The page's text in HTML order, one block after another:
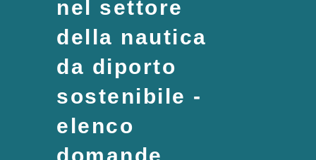
nel settore
della nautica
da diporto
sostenibile -
elenco